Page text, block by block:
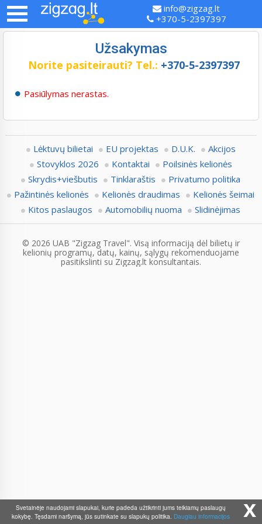
info@zigzag.lt
+370-5-2397397
Užsakymas
Norite pasiteirauti? Tel.: +370-5-2397397
Pasiūlymas nerastas.
Lėktuvų bilietai EU projektas D.U.K.
Akcijos
Stovyklos 2026
Kontaktai
Poilsinės kelionės
Skrydis+viešbutis
Tinklaraštis
Privatumo politika
Pažintinės kelionės
Kelionės draudimas
Kelionės šeimai
Kitos paslaugos
Automobilių nuoma Slidinėjimas
© 2026 UAB "Zigzag Travel". Visą informaciją dėl bilietų ir
kelionių programų, datų, kainų, sąlygų rekomenduojame
pasitikslinti su Zigzag.lt konsultantais.
x
Svetainėje naudojami slapukai, kurie padeda užtikrinti jums teikiamų paslaugų
kokybę. Tęsdami naršymą, jūs sutinkate su slapukų politika. Daugiau informacijos